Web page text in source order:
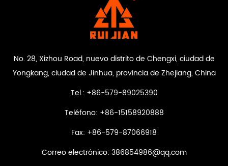
No. 28, Xizhou Road, nuevo distrito de Chengxi, ciudad de
Yongkang, ciudad de Jinhua, provincia de Zhejiang, China
Tel.: +86-579-89025390
Teléfono: +86-15158920888
Fax: +86-579-87066918
Correo electrónico: 386854986@qq.com